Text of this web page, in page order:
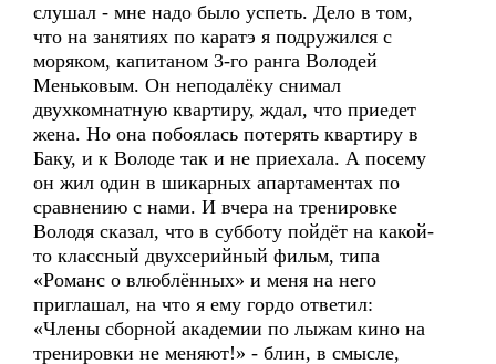
слушал - мне надо было успеть. Дело в том,
что на занятиях по каратэ я подружился с
моряком, капитаном 3-го ранга Володей
Меньковым. Он неподалёку снимал
двухкомнатную квартиру, ждал, что приедет
жена. Но она побоялась потерять квартиру в
Баку, и к Володе так и не приехала. А посему
он жил один в шикарных апартаментах по
сравнению с нами. И вчера на тренировке
Володя сказал, что в субботу пойдёт на какой-
то классный двухсерийный фильм, типа
«Романс о влюблённых» и меня на него
приглашал, на что я ему гордо ответил:
«Члены сборной академии по лыжам кино на
тренировки не меняют!» - блин, в смысле,